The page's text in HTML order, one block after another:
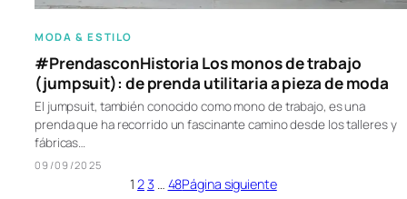
MODA & ESTILO
#PrendasconHistoria Los monos de trabajo
(jumpsuit): de prenda utilitaria a pieza de moda
El jumpsuit, también conocido como mono de trabajo, es una
prenda que ha recorrido un fascinante camino desde los talleres y
fábricas…
09/09/2025
1 23 48Página siguiente